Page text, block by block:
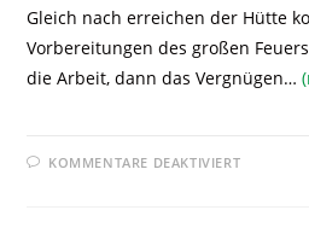
Gleich nach erreichen der Hütte
Vorbereitungen des großen
die Arbeit, dann das Vergnügen…
KOMMENTARE DEAKTIVIERT